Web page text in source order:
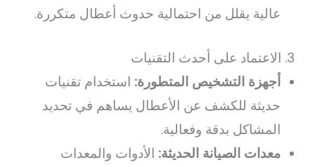
عالية يقلل من احتمالية حدوث أعطال متكررة.
3. الاعتماد على أحدث التقنيات
أجهزة التشخيص المتطورة: استخدام تقنيات
حديثة للكشف عن الأعطال يساهم في تحديد
المشاكل بدقة وفعالية.
معدات الصيانة الحديثة: الأدوات والمعدات